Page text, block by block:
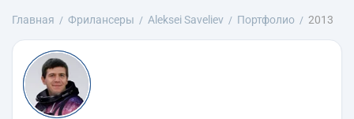
Главная Фрилансеры Aleksei Saveliev Портфолио 2013